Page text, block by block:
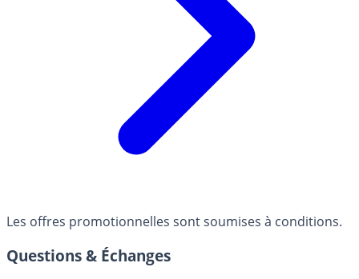
Les offres promotionnelles sont soumises à conditions.
Questions & Échanges